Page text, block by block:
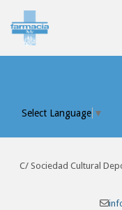
Select Language ▼
C/ Sociedad Cultural